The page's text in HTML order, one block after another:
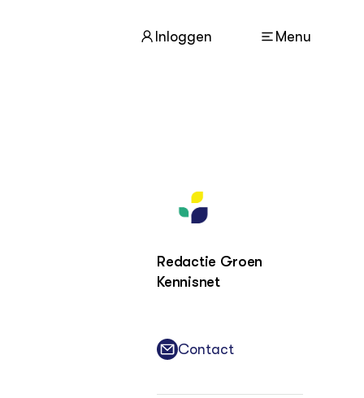
Inloggen Menu
Columns & BlogsRedactie Groen
Kennisnet
Contact